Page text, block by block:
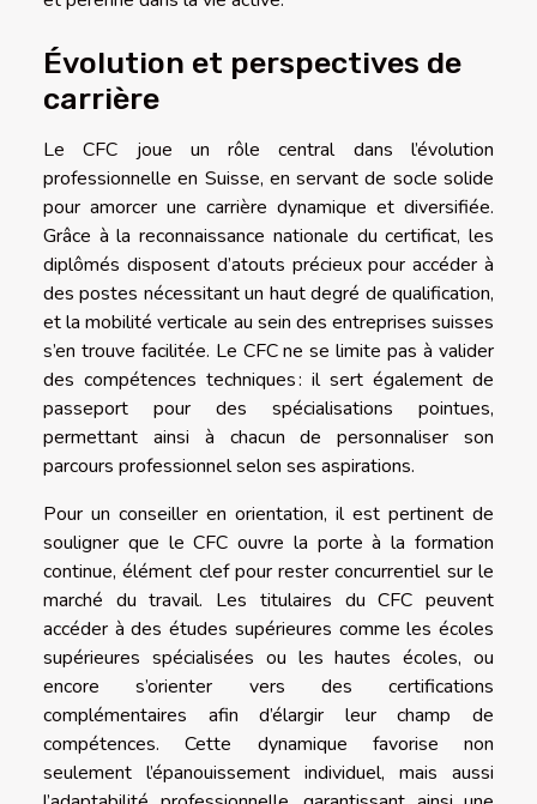
Évolution et perspectives de
carrière
Le CFC joue un rôle central dans l’évolution
professionnelle en Suisse, en servant de socle solide
pour amorcer une carrière dynamique et diversifiée.
Grâce à la reconnaissance nationale du certificat, les
diplômés disposent d’atouts précieux pour accéder à
des postes nécessitant un haut degré de qualification,
et la mobilité verticale au sein des entreprises suisses
s’en trouve facilitée. Le CFC ne se limite pas à valider
des compétences techniques : il sert également de
passeport pour des spécialisations pointues,
permettant ainsi à chacun de personnaliser son
parcours professionnel selon ses aspirations.
Pour un conseiller en orientation, il est pertinent de
souligner que le CFC ouvre la porte à la formation
continue, élément clef pour rester concurrentiel sur le
marché du travail. Les titulaires du CFC peuvent
accéder à des études supérieures comme les écoles
supérieures spécialisées ou les hautes écoles, ou
encore s’orienter vers des certifications
complémentaires afin d’élargir leur champ de
compétences. Cette dynamique favorise non
seulement l’épanouissement individuel, mais aussi